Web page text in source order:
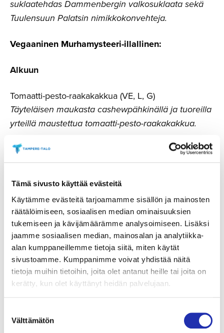
Tämä sivusto käyttää evästeitä
Käytämme evästeitä tarjoamamme sisällön ja mainosten
räätälöimiseen, sosiaalisen median ominaisuuksien
tukemiseen ja kävijämäärämme analysoimiseen. Lisäksi
jaamme sosiaalisen median, mainosalan ja analytiikka-
alan kumppaneillemme tietoja siitä, miten käytät
sivustoamme. Kumppanimme voivat yhdistää näitä
tietoja muihin tietoihin, joita olet antanut heille tai joita on
kerätty, kun olet käyttänyt heidän palvelujaan.
valinta
Välttämätön
suklaatehdas Dammenbergin valkosuklaata sekä
Tuulensuun Palatsin nimikkokonvehteja.
Vegaaninen Murhamys­tee­ri-il­lal­linen:
Alkuun
Tomaatti-pesto-raakakakkua (VE, L, G)
Täyteläisen maukasta cashewpähkinällä ja tuoreilla
yrteillä maustettua tomaatti-pesto-raakakakkua.
Lisukkeena marinoitua tomaattia ja lehtikaalisipsejä.
Palatsin tofua ja kevätkauden kasviksia (VE, L, G)
Kotimaista wasabilla ja seesaminsiemenillä
marinoitua tofua, paahdettua perunaa,
miniluumutomaatteja, kesäkurpitsaa,
yrttihummusta, paahdettuja paprikaa,
piparjuuriporkkanaa, parsakaalia ja vegaanista
tsatsikia sekä rapeaa maissileipää.